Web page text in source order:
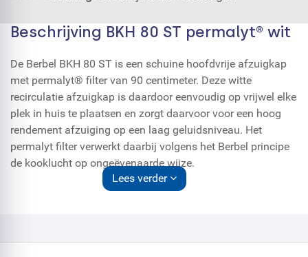
Beschrijving BKH 80 ST permalyt® wit
Lees verder
De Berbel BKH 80 ST is een schuine hoofdvrije afzuigkap
met permalyt® filter van 90 centimeter. Deze witte
recirculatie afzuigkap is daardoor eenvoudig op vrijwel elke
plek in huis te plaatsen en zorgt daarvoor voor een hoog
rendement afzuiging op een laag geluidsniveau. Het
permalyt filter verwerkt daarbij volgens het Berbel principe
de kooklucht op ongeëvenaarde wijze.
condensatie op de behuizing veilig voorkomt en de